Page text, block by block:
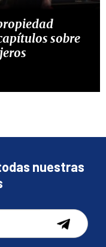
sobre
nuestras